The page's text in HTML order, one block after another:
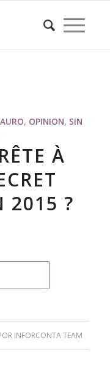
, OPINION, SIN
À
2015 ?
INFORCONTA TEAM